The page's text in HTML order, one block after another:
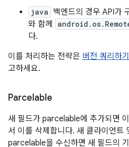
java 백엔드의 경우 API가
와 함께
다.
이를 처리하는 전략은 버전 쿼리하기
고하세요.
Parcelable
새 필드가 parcelable에 추가되면
서 이를 삭제합니다. 새 클라이언트
parcelable을 수신하면 새 필드의